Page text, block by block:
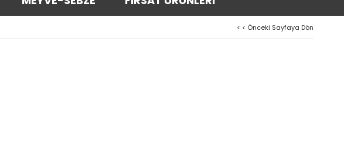
< < Önceki Sayfaya Dön